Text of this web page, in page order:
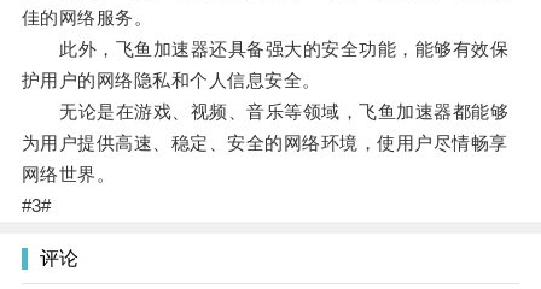
佳的网络服务。
此外，飞鱼加速器还具备强大的安全功能，能够有效保
护用户的网络隐私和个人信息安全。
无论是在游戏、视频、音乐等领域，飞鱼加速器都能够
为用户提供高速、稳定、安全的网络环境，使用户尽情畅享
网络世界。
#3#
评论